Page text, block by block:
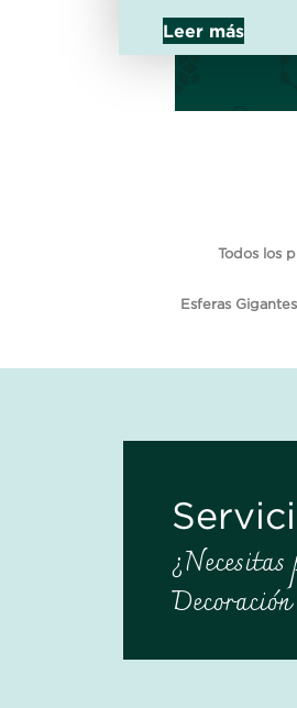
Leer más
Todos los
Esferas Gigantes